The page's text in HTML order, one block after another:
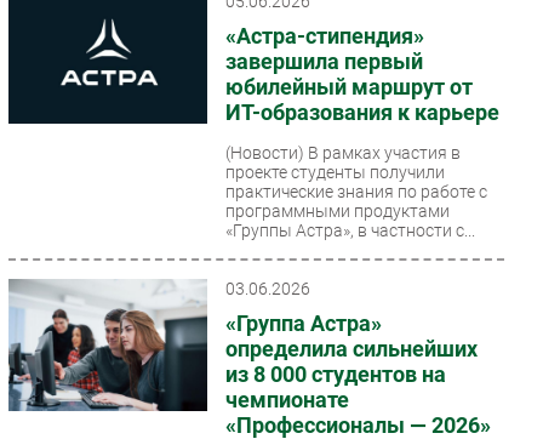
«Астра-стипендия»
завершила первый
юбилейный маршрут от
ИТ-образования к карьере
(Новости) В рамках участия в
проекте студенты получили
практические знания по работе с
программными продуктами
«Группы Астра», в частности с...
03.06.2026
«Группа Астра»
определила сильнейших
из 8 000 студентов на
чемпионате
«Профессионалы — 2026»